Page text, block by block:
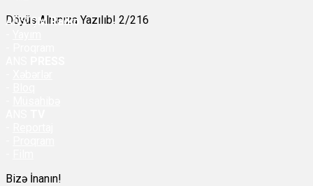
Döyüş Alnınıza Yazılıb! 2/216
ANSÇM Radio
Bizə İnanın!